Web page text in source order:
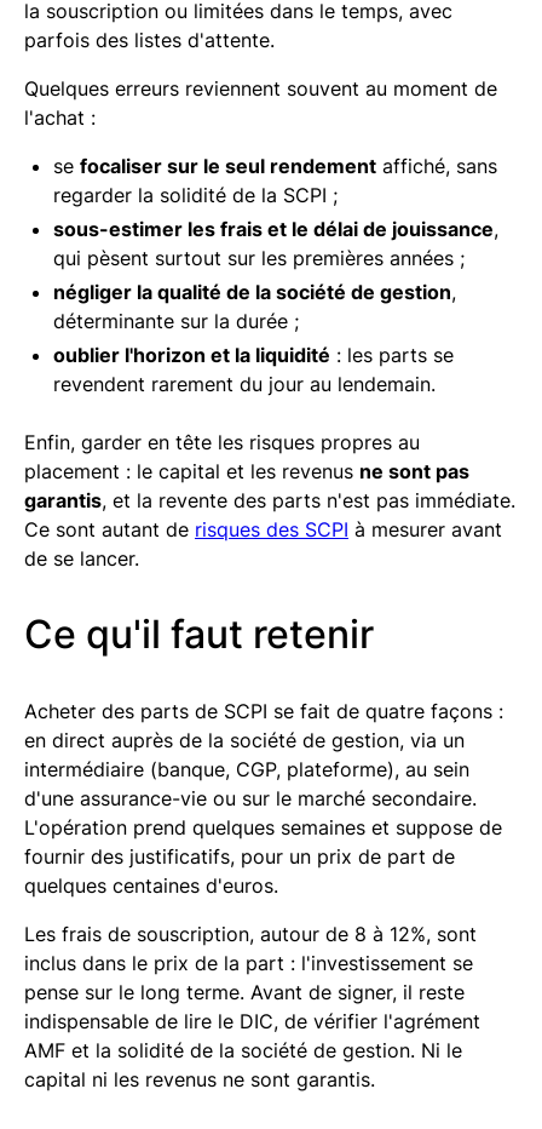
la souscription ou limitées dans le temps, avec
parfois des listes d'attente.
Quelques erreurs reviennent souvent au moment de
l'achat :
se focaliser sur le seul rendement affiché, sans
regarder la solidité de la SCPI ;
sous-estimer les frais et le délai de jouissance,
qui pèsent surtout sur les premières années ;
négliger la qualité de la société de gestion,
déterminante sur la durée ;
oublier l'horizon et la liquidité : les parts se
revendent rarement du jour au lendemain.
Enfin, garder en tête les risques propres au
placement : le capital et les revenus ne sont pas
garantis, et la revente des parts n'est pas immédiate.
Ce sont autant de risques des SCPI à mesurer avant
de se lancer.
Ce qu'il faut retenir
Acheter des parts de SCPI se fait de quatre façons :
en direct auprès de la société de gestion, via un
intermédiaire (banque, CGP, plateforme), au sein
d'une assurance-vie ou sur le marché secondaire.
L'opération prend quelques semaines et suppose de
fournir des justificatifs, pour un prix de part de
quelques centaines d'euros.
Les frais de souscription, autour de 8 à 12%, sont
inclus dans le prix de la part : l'investissement se
pense sur le long terme. Avant de signer, il reste
indispensable de lire le DIC, de vérifier l'agrément
AMF et la solidité de la société de gestion. Ni le
capital ni les revenus ne sont garantis.